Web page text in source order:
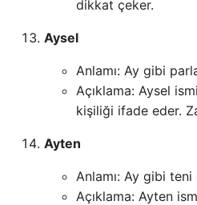
dikkat çeker.
Aysel
Anlamı: Ay gibi
Açıklama: Aysel
kişiliği ifade eder.
Ayten
Anlamı: Ay gibi teni
Açıklama: Ayten